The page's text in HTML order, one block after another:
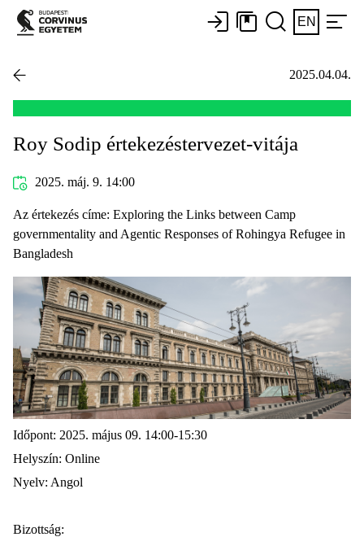
EN
2025.04.04.
Roy Sodip értekezéstervezet-vitája
2025. máj. 9. 14:00
Az értekezés címe: Exploring the Links between Camp
governmentality and Agentic Responses of Rohingya Refugee in
Bangladesh
Időpont: 2025. május 09. 14:00-15:30
Helyszín: Online
Nyelv: Angol
Bizottság: